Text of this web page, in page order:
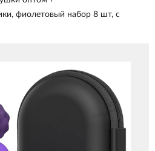
фиолетовый набор 8 шт, с